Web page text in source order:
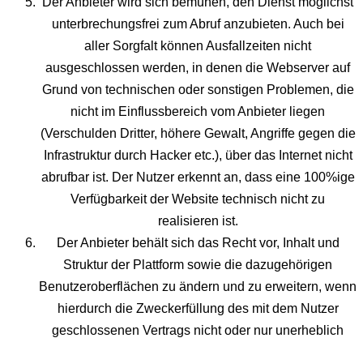
unterbrechungsfrei zum Abruf anzubieten. Auch bei
aller Sorgfalt können Ausfallzeiten nicht
ausgeschlossen werden, in denen die Webserver auf
Grund von technischen oder sonstigen Problemen, die
nicht im Einflussbereich vom Anbieter liegen
(Verschulden Dritter, höhere Gewalt, Angriffe gegen die
Infrastruktur durch Hacker etc.), über das Internet nicht
abrufbar ist. Der Nutzer erkennt an, dass eine 100%ige
Verfügbarkeit der Website technisch nicht zu
realisieren ist.
Der Anbieter behält sich das Recht vor, Inhalt und
Struktur der Plattform sowie die dazugehörigen
Benutzeroberflächen zu ändern und zu erweitern, wenn
hierdurch die Zweckerfüllung des mit dem Nutzer
geschlossenen Vertrags nicht oder nur unerheblich